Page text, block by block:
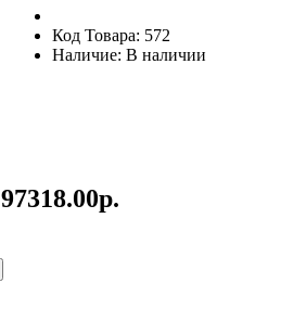
Код Товара: 572
Наличие: В наличии
97318.00р.